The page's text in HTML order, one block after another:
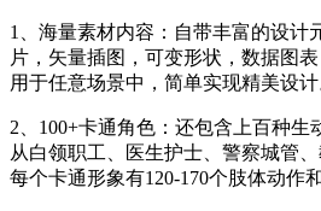
1、海量素材内容：自带丰富的设计
片，矢量插图，可变形状，数据图
用于任意场景中，简单实现精美设计
2、100+卡通角色：还包含上百种生
从白领职工、医生护士、警察城管
每个卡通形象有120-170个肢体动作